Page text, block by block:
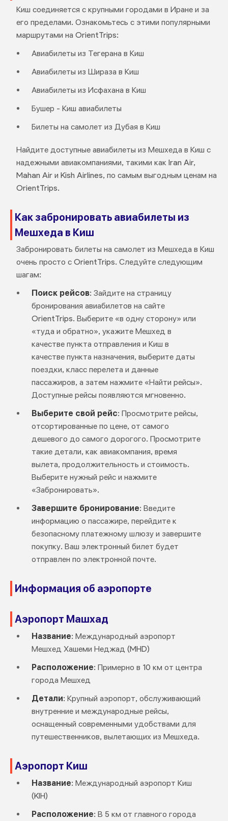
Киш соединяется с крупными городами в Иране и за
его пределами. Ознакомьтесь с этими популярными
маршрутами на OrientTrips:
Авиабилеты из Тегерана в Киш
Авиабилеты из Шираза в Киш
Авиабилеты из Исфахана в Киш
Бушер - Киш авиабилеты
Билеты на самолет из Дубая в Киш
Найдите доступные авиабилеты из Мешхеда в Киш с
надежными авиакомпаниями, такими как Iran Air,
Mahan Air и Kish Airlines, по самым выгодным ценам на
OrientTrips.
Как забронировать авиабилеты из
Мешхеда в Киш
Забронировать билеты на самолет из Мешхеда в Киш
очень просто с OrientTrips. Следуйте следующим
шагам:
Поиск рейсов: Зайдите на страницу
бронирования авиабилетов на сайте
OrientTrips. Выберите «в одну сторону» или
«туда и обратно», укажите Мешхед в
качестве пункта отправления и Киш в
качестве пункта назначения, выберите даты
поездки, класс перелета и данные
пассажиров, а затем нажмите «Найти рейсы».
Доступные рейсы появляются мгновенно.
Выберите свой рейс: Просмотрите рейсы,
отсортированные по цене, от самого
дешевого до самого дорогого. Просмотрите
такие детали, как авиакомпания, время
вылета, продолжительность и стоимость.
Выберите нужный рейс и нажмите
«Забронировать».
Завершите бронирование: Введите
информацию о пассажире, перейдите к
безопасному платежному шлюзу и завершите
покупку. Ваш электронный билет будет
отправлен по электронной почте.
Информация об аэропорте
Аэропорт Машхад
Название: Международный аэропорт
Мешхед Хашеми Неджад (MHD)
Расположение: Примерно в 10 км от центра
города Мешхед
Детали: Крупный аэропорт, обслуживающий
внутренние и международные рейсы,
оснащенный современными удобствами для
путешественников, вылетающих из Мешхеда.
Аэропорт Киш
Название: Международный аэропорт Киш
(KIH)
Расположение: В 5 км от главного города